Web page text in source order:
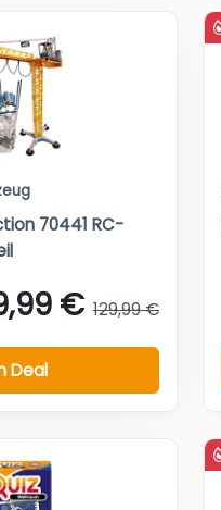
70441 RC-
€ 129,99 €
Deal